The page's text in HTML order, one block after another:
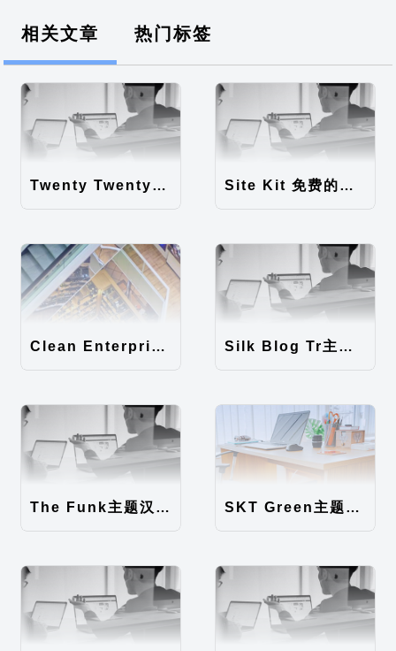
相关文章 热门标签
Twenty Twenty-Five 免费的WordPress内容主题 Site Kit 免费的WordPress数据统计插件
Clean Enterprise主题汉化包 Silk Blog Tr主题汉化包
The Funk主题汉化包 SKT Green主题汉化包